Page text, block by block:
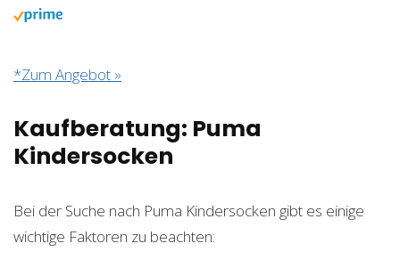
*Zum Angebot »
Kaufberatung: Puma
Kindersocken
Bei der Suche nach Puma Kindersocken gibt es einige
wichtige Faktoren zu beachten: